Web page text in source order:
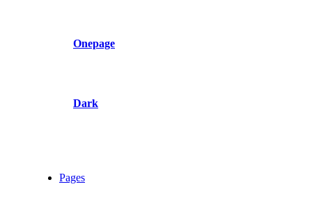
Onepage
Dark
Pages